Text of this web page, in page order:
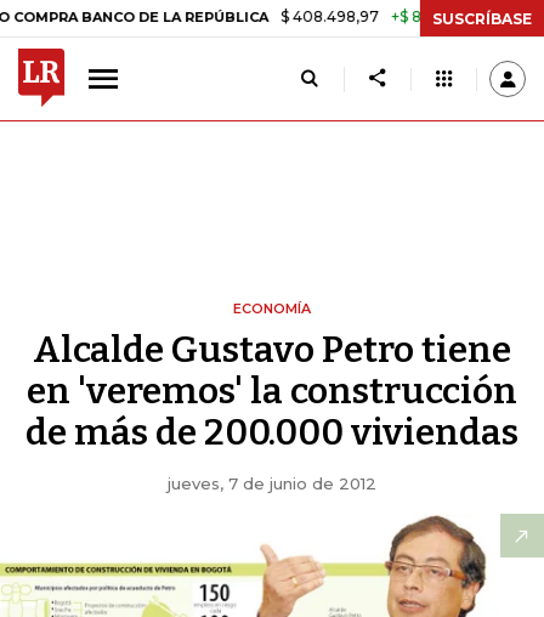
DE LA REPÚBLICA $ 408.498,97 +$ 8.753,81 +2,19% TASA
SUSCRÍBASE
ECONOMÍA
Alcalde Gustavo Petro tiene
en 'veremos' la construcción
de más de 200.000 viviendas
jueves, 7 de junio de 2012